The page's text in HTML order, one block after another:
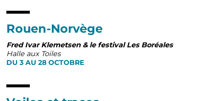
Rouen-Norvège
Fred Ivar Klemetsen & le festival Les Boréales
Halle aux Toiles
DU 3 AU 28 OCTOBRE